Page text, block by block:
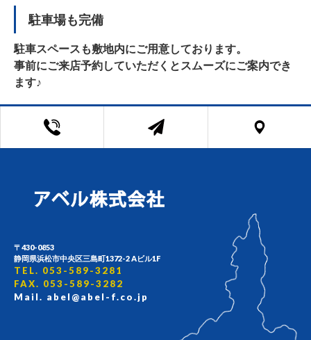
駐車場も完備
駐車スペースも敷地内にご用意しております。
事前にご来店予約していただくとスムーズにご案内でき
ます♪
〒430-0853
静岡県浜松市中央区三島町1372-2 Aビル1F
TEL. 053-589-3281
FAX. 053-589-3282
Mail. abel@abel-f.co.jp